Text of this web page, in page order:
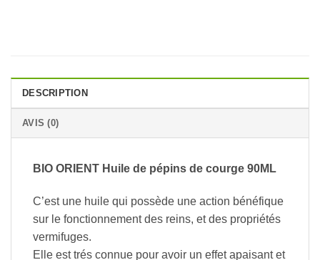
DESCRIPTION
AVIS (0)
BIO ORIENT Huile de pépins de courge 90ML
C’est une huile qui possède une action bénéfique
sur le fonctionnement des reins, et des propriétés
vermifuges.
Elle est trés connue pour avoir un effet apaisant et